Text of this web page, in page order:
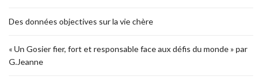
Des données objectives sur la vie chère
« Un Gosier fier, fort et responsable face aux défis du monde » par
G.Jeanne